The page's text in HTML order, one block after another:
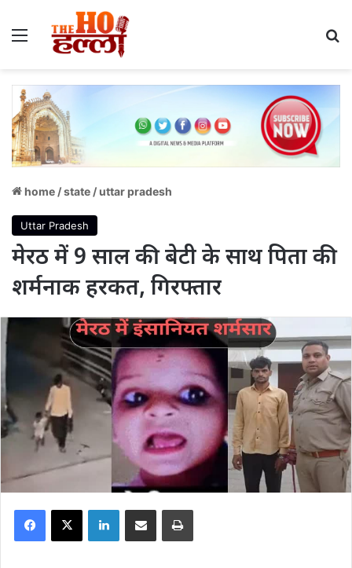
Menu
home /state /uttar pradesh
Uttar Pradesh
मेरठ में 9 साल की बेटी के साथ पिता की
शर्मनाक हरकत, गिरफ्तार
Facebook
X LinkedInShare via Email Print